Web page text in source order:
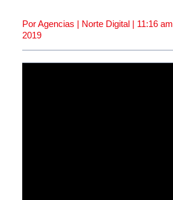
Por Agencias | Norte Digital | 11:16 am
2019